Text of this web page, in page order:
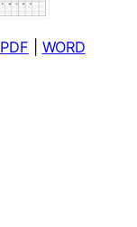
PDF WORD